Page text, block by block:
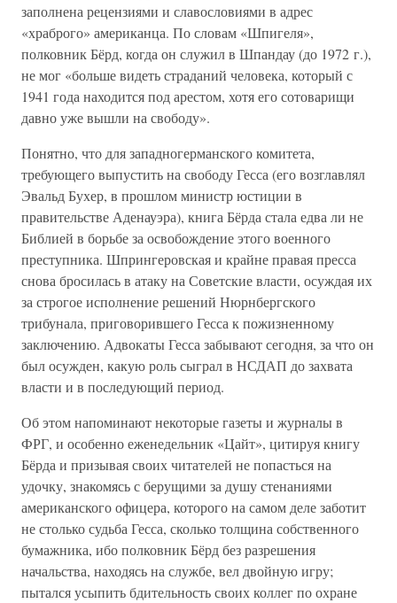
заполнена рецензиями и славословиями в адрес
«храброго» американца. По словам «Шпигеля»,
полковник Бёрд, когда он служил в Шпандау (до 1972 г.),
не мог «больше видеть страданий человека, который с
1941 года находится под арестом, хотя его сотоварищи
давно уже вышли на свободу».
Понятно, что для западногерманского комитета,
требующего выпустить на свободу Гесса (его возглавлял
Эвальд Бухер, в прошлом министр юстиции в
правительстве Аденауэра), книга Бёрда стала едва ли не
Библией в борьбе за освобождение этого военного
преступника. Шпрингеровская и крайне правая пресса
снова бросилась в атаку на Советские власти, осуждая их
за строгое исполнение решений Нюрнбергского
трибунала, приговорившего Гесса к пожизненному
заключению. Адвокаты Гесса забывают сегодня, за что он
был осужден, какую роль сыграл в НСДАП до захвата
власти и в последующий период.
Об этом напоминают некоторые газеты и журналы в
ФРГ, и особенно еженедельник «Цайт», цитируя книгу
Бёрда и призывая своих читателей не попасться на
удочку, знакомясь с берущими за душу стенаниями
американского офицера, которого на самом деле заботит
не столько судьба Гесса, сколько толщина собственного
бумажника, ибо полковник Бёрд без разрешения
начальства, находясь на службе, вел двойную игру;
пытался усыпить бдительность своих коллег по охране